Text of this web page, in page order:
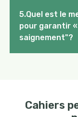
5.Quel est le
pour garantir
saignement"?
Cahiers